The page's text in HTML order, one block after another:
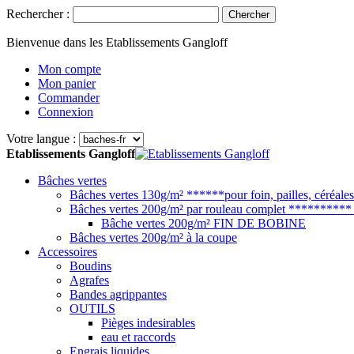
Rechercher : Chercher
Bienvenue dans les Etablissements Gangloff
Mon compte
Mon panier
Commander
Connexion
Votre langue :
Etablissements Gangloff
Bâches vertes
Bâches vertes 130g/m² ******pour foin, pailles,
Bâches vertes 200g/m² par rouleau complet **********
Bâche vertes 200g/m² FIN DE BOBINE
Bâches vertes 200g/m² à la coupe
Accessoires
Boudins
Agrafes
Bandes agrippantes
OUTILS
Pièges indesirables
eau et raccords
Engrais liquides